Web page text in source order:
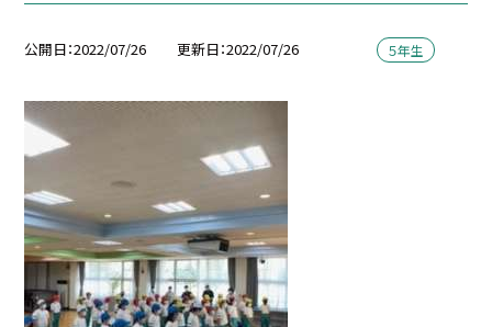
公開日 2022/07/26 更新日 2022/07/26 ５年生